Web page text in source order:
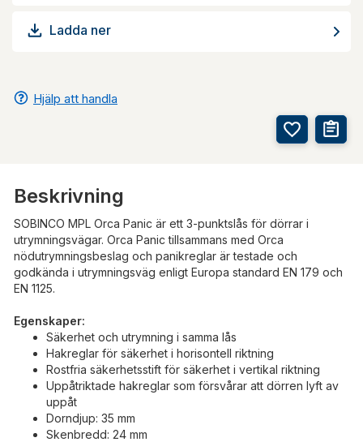
Ladda ner
Hjälp att handla
Beskrivning
SOBINCO MPL Orca Panic är ett 3-punktslås för dörrar i
utrymningsvägar. Orca Panic tillsammans med Orca
nödutrymningsbeslag och panikreglar är testade och
godkända i utrymningsväg enligt Europa standard EN 179 och
EN 1125.
Egenskaper:
Säkerhet och utrymning i samma lås
Hakreglar för säkerhet i horisontell riktning
Rostfria säkerhetsstift för säkerhet i vertikal riktning
Uppåtriktade hakreglar som försvårar att dörren lyft av
uppåt
Dorndjup: 35 mm
Skenbredd: 24 mm